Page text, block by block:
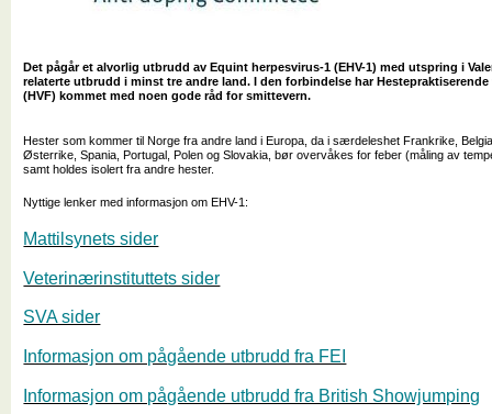
Det pågår et alvorlig utbrudd av Equint herpesvirus-1 (EHV-1) med utspring i
relaterte utbrudd i minst tre andre land. I den forbindelse har
(HVF) kommet med noen gode råd for smittevern.
Hester som kommer til Norge fra andre land i Europa, da i særdeleshet Frankrike,
Østerrike, Spania, Portugal, Polen og Slovakia, bør overvåkes for feber (måling av
samt holdes isolert fra andre hester.
Nyttige lenker med informasjon om EHV-1:
Mattilsynets sider
Veterinærinstituttets sider
SVA sider
Informasjon om pågående utbrudd fra FEI
Informasjon om pågående utbrudd fra British Showjumping